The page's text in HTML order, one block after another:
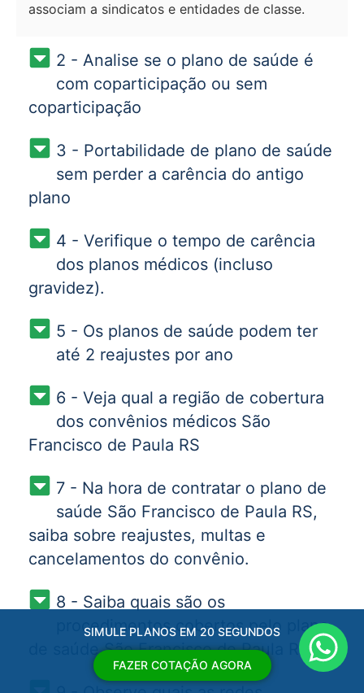
associam a sindicatos e entidades de classe.
2 - Analise se o plano de saúde é
com coparticipação ou sem
coparticipação
3 - Portabilidade de plano de saúde
sem perder a carência do antigo
plano
4 - Verifique o tempo de carência
dos planos médicos (incluso
gravidez).
5 - Os planos de saúde podem ter
até 2 reajustes por ano
6 - Veja qual a região de cobertura
dos convênios médicos São
Francisco de Paula RS
7 - Na hora de contratar o plano de
saúde São Francisco de Paula RS,
saiba sobre reajustes, multas e
cancelamentos do convênio.
8 - Saiba quais são os
procedimentos cobertos pelo plano
de saúde São Francisco de Paula RS
SIMULE PLANOS EM 20 SEGUNDOS
FAZER COTAÇÃO AGORA